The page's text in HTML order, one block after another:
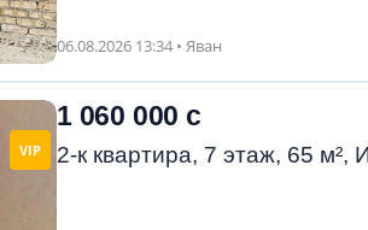
06.08.2026 13:34 • Яван
VIP
1 060 000 с
2-к квартира, 7 этаж, 65 м²,